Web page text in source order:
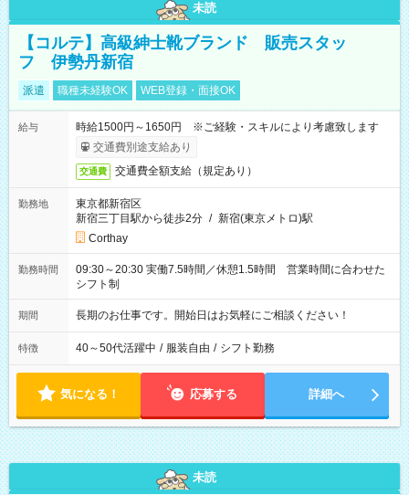
未読
【コルテ】高級紳士靴ブランド 販売スタッ
フ 伊勢丹新宿
派遣 職種未経験OK WEB登録・面接OK
給与
時給1500円～1650円 ※ご経験・スキルにより考慮致します
交通費別途支給あり
交通費 交通費全額支給（規定あり）
勤務地
東京都新宿区
新宿三丁目駅から徒歩2分 / 新宿(東京メトロ)駅
Corthay
勤務時間
09:30～20:30 実働7.5時間／休憩1.5時間 営業時間に合わせた
シフト制
期間 長期のお仕事です。開始日はお気軽にご相談ください！
特徴 40～50代活躍中 / 服装自由 / シフト勤務
気になる！ 応募する 詳細へ
未読